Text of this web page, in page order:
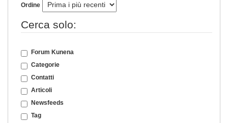
Ordine
Cerca solo:
Forum Kunena
Categorie
Contatti
Articoli
Newsfeeds
Tag